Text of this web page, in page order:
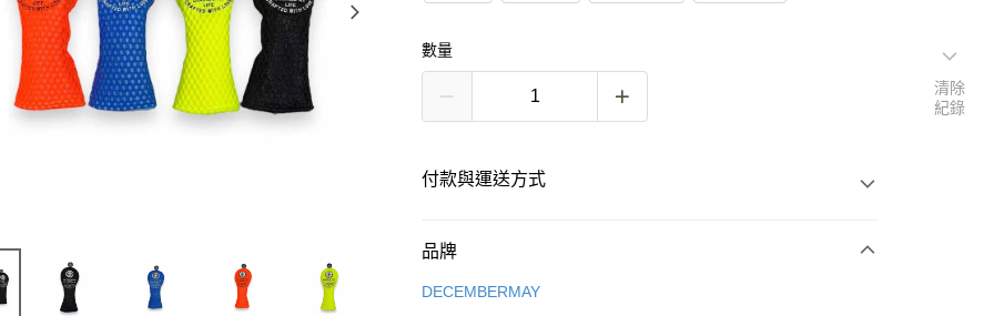
數量
付款與運送方式
付款方式
信用卡一次付款
品牌
DECEMBERMAY
清除
紀錄